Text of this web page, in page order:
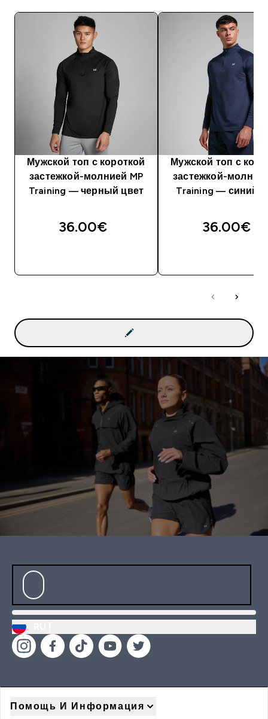
Мужской топ с короткой
застежкой-молнией MP
Training — черный цвет
36.00€‎
Мужской топ с
застежкой-
Training — синий
36.00€‎
Помощь И Информация